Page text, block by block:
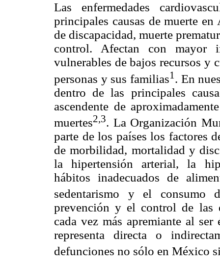
Las enfermedades
principales causas de muerte en
de discapacidad, muerte
control. Afectan con mayor
vulnerables de bajos recursos y
personas y sus familias1 . En
dentro de las principales
ascendente de
muertes2,3. La Organización
parte de los países los factores
de morbilidad, mortalidad y
la hipertensión arterial, la
hábitos inadecuados de
sedentarismo y el consumo
prevención y el control de las
cada vez más apremiante al
representa directa o
defunciones no sólo en México